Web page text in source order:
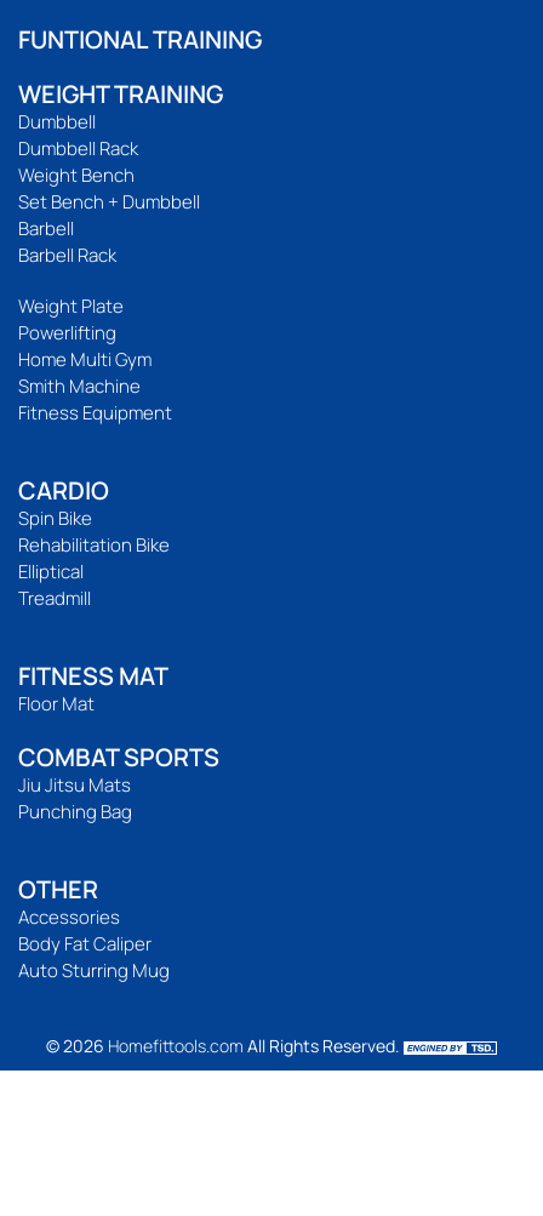
FUNTIONAL TRAINING
WEIGHT TRAINING
Dumbbell
Dumbbell Rack
Weight Bench
Set Bench + Dumbbell
Barbell
Barbell Rack
Weight Plate
Powerlifting
Home Multi Gym
Smith Machine
Fitness Equipment
CARDIO
Spin Bike
Rehabilitation Bike
Elliptical
Treadmill
FITNESS MAT
Floor Mat
COMBAT SPORTS
Jiu Jitsu Mats
Punching Bag
OTHER
Accessories
Body Fat Caliper
Auto Sturring Mug
© 2026 Homefittools.com All Rights Reserved.